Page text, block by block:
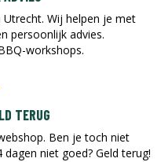
Wij helpen je met
persoonlijk advies.
workshops.
TERUG
Ben je toch niet
niet goed? Geld terug!​